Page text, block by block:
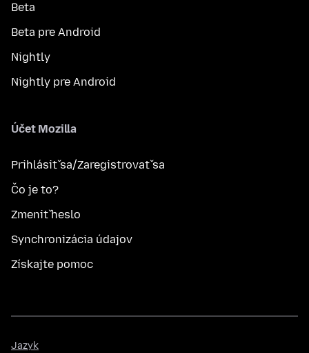
Beta
Beta pre Android
Nightly
Nightly pre Android
Účet Mozilla
Prihlásiť sa/Zaregistrovať sa
Čo je to?
Zmeniť heslo
Synchronizácia údajov
Získajte pomoc
Jazyk